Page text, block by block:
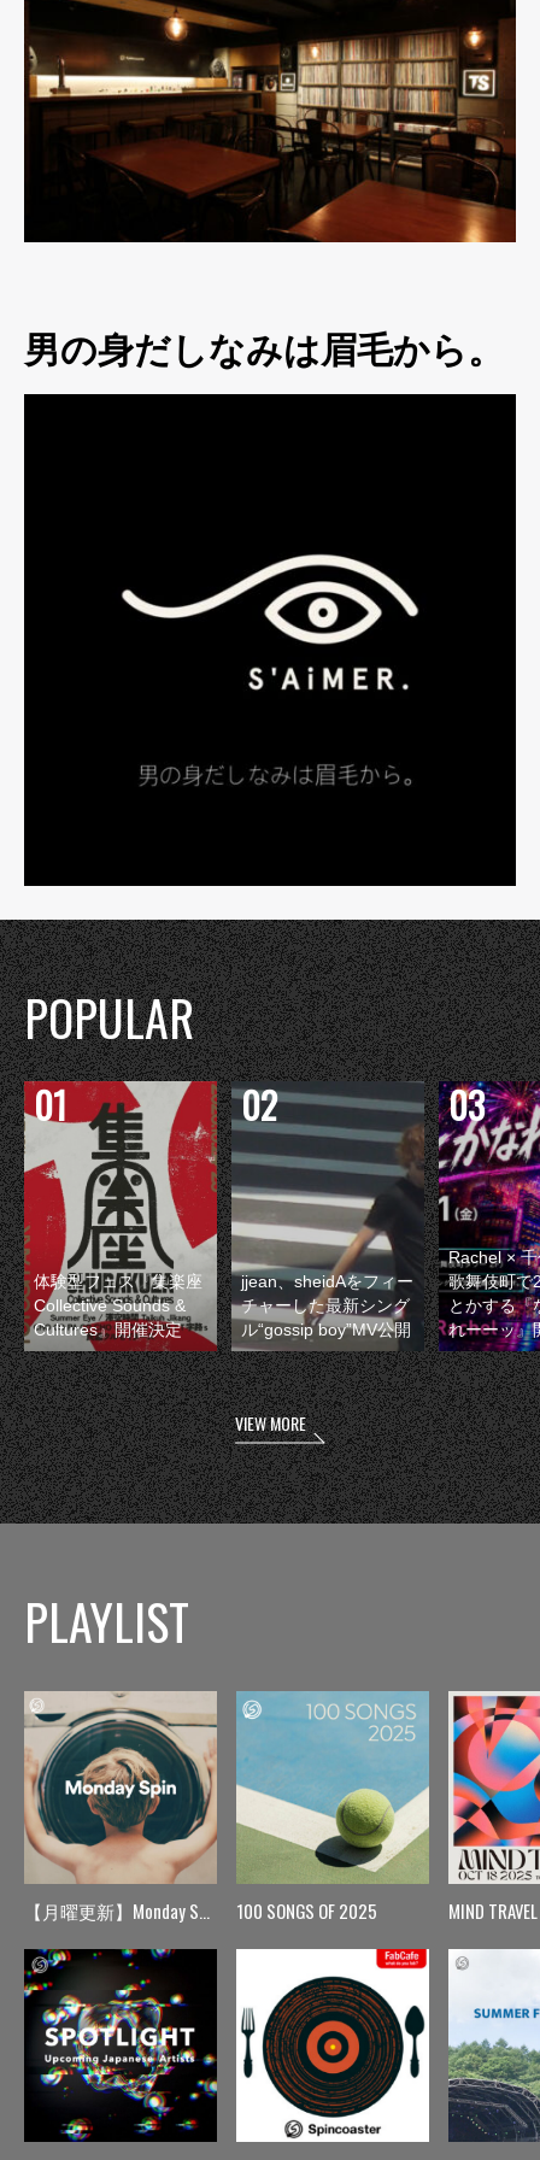
男の身だしなみは眉毛から。
POPULAR
体験型フェス『集楽座
Collective Sounds &
Cultures』開催決定
jjean、sheidAをフィー
チャーした最新シング
ル“gossip boy”MV公開
Rachel ×
歌舞伎町で
とかする『
れーーッ』
VIEW MORE
PLAYLIST
【月曜更新】Monday Spin 100 SONGS OF 2025 MIND TRAVEL